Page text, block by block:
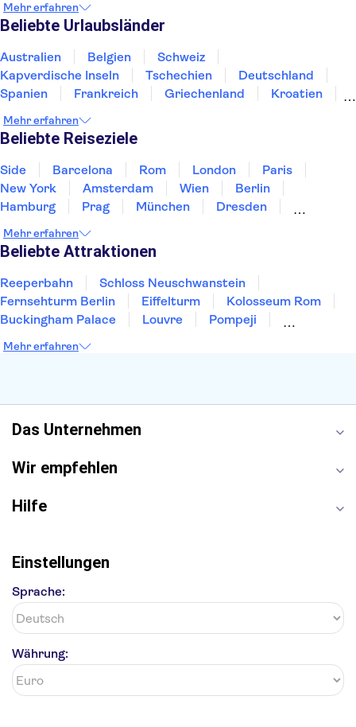
Mehr erfahren
Beliebte Urlaubsländer
Australien Belgien
Schweiz
Kapverdische Inseln
Tschechien
Deutschland
Spanien
Frankreich Griechenland
Kroatien
Norwegen
Polen
Mehr erfahren
Beliebte Reiseziele
Side Barcelona Rom London
Paris
New York
Amsterdam Wien
Berlin
Hamburg
Prag München
Dresden
Heidelberg
Bremen
Mehr erfahren
Beliebte Attraktionen
Reeperbahn
Schloss Neuschwanstein
Fernsehturm Berlin
Eiffelturm
Kolosseum Rom
Buckingham Palace
Louvre
Pompeji
Moulin Rouge
Mehr erfahren
Das Unternehmen
Wir empfehlen
Hilfe
Einstellungen
Sprache:
Währung: